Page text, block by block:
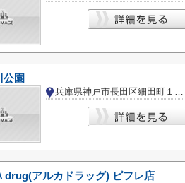
公園
兵庫県神戸市長田区細田町１丁目
drug(アルカドラッグ) ピフレ店